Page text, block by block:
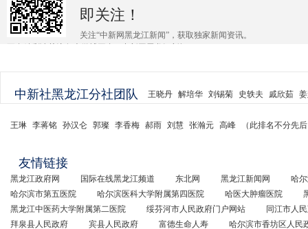
即关注！
关注“中新网黑龙江新闻”，获取独家新闻资讯。
中新社黑龙江分社团队 王晓丹 解培华 刘锡菊 史轶夫 戚欣茹
王琳 李蒋铭 孙汉仑 郭璨 李香梅 郝雨 刘慧 张瀚元 高峰 （此排名不分先
友情链接
黑龙江政府网 国际在线黑龙江频道 东北网 黑龙江新闻网
哈
哈尔滨市第五医院
哈尔滨医科大学附属第四医院 哈医大肿瘤医院
黑龙江中医药大学附属第二医院
绥芬河市人民政府门户网站
同江市人
拜泉县人民政府
宾县人民政府 富德生命人寿 哈尔滨市香坊区人民